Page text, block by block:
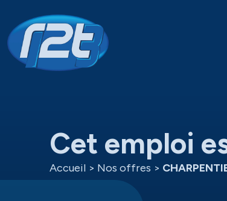
Cet emploi
Accueil > Nos offres >